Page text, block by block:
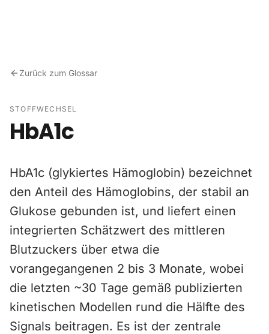
Zurück zum Glossar
STOFFWECHSEL
HbA1c
HbA1c (glykiertes Hämoglobin) bezeichnet
den Anteil des Hämoglobins, der stabil an
Glukose gebunden ist, und liefert einen
integrierten Schätzwert des mittleren
Blutzuckers über etwa die
vorangegangenen 2 bis 3 Monate, wobei
die letzten ~30 Tage gemäß publizierten
kinetischen Modellen rund die Hälfte des
Signals beitragen. Es ist der zentrale